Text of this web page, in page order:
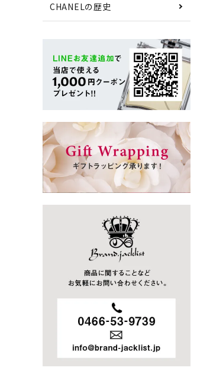
CHANELの歴史